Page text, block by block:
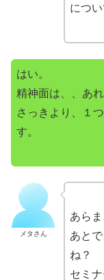
につ
はい。
精神面は、、あれ
さっきより、１
す。
メタさん
あら
あと
ね？
セミ